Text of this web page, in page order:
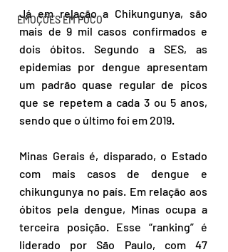
EMOÇÕES EM FOCO
Já em relação a Chikungunya, são
mais de 9 mil casos confirmados e
dois óbitos. Segundo a SES, as
epidemias por dengue apresentam
um padrão quase regular de picos
que se repetem a cada 3 ou 5 anos,
sendo que o último foi em 2019.
Minas Gerais é, disparado, o Estado
com mais casos de dengue e
chikungunya no país. Em relação aos
óbitos pela dengue, Minas ocupa a
terceira posição. Esse “ranking” é
liderado por São Paulo, com 47